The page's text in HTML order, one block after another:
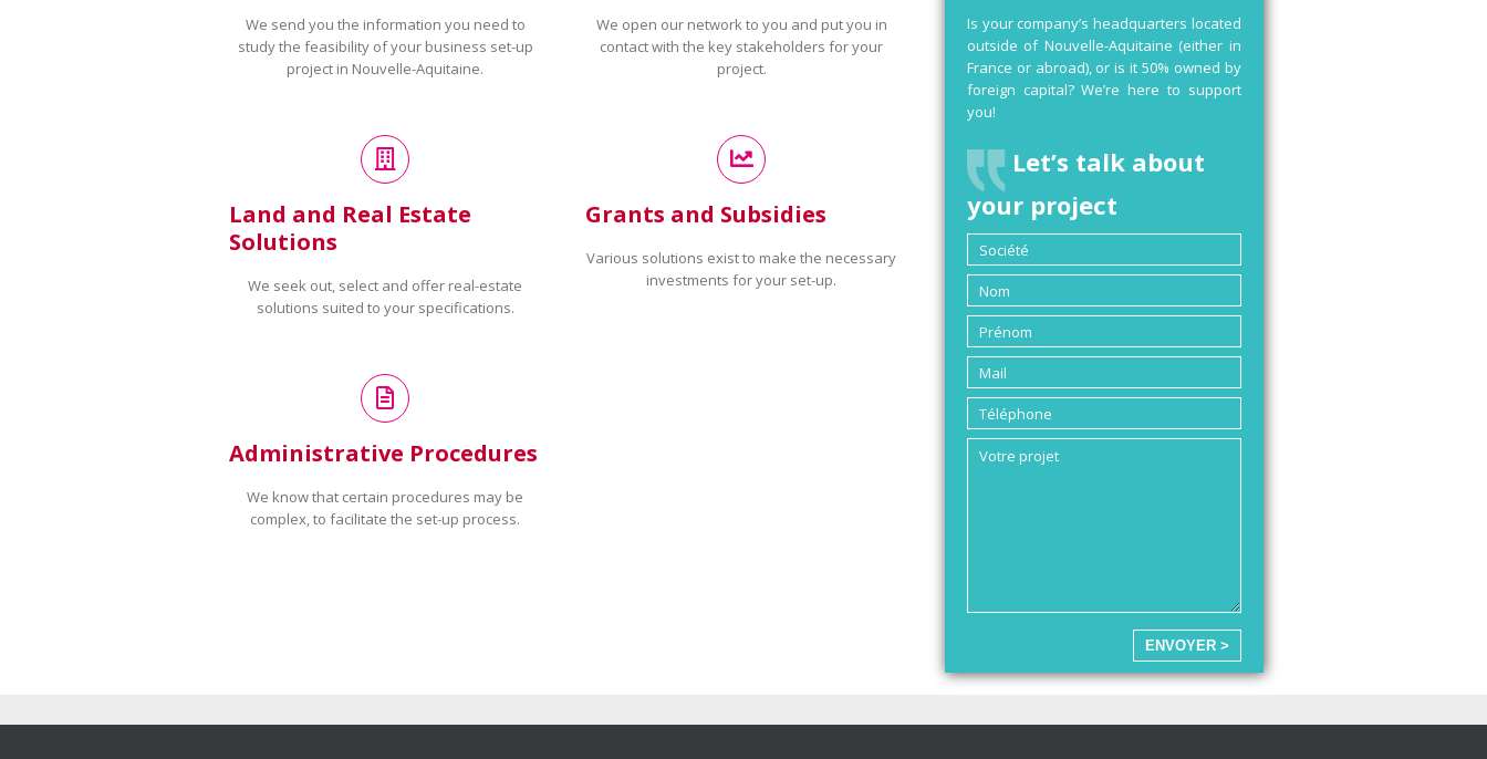
We send you the information you need to
study the feasibility of your business set-up
project in Nouvelle-Aquitaine.
We open our network to you and put you in
contact with the key stakeholders for your
project.
Land and Real Estate
Solutions
We seek out, select and offer real-estate
solutions suited to your specifications.
Grants and Subsidies
Various solutions exist to make the necessary
investments for your set-up.
Administrative Procedures
We know that certain procedures may be
complex, to facilitate the set-up process.
Is your company’s headquarters located
outside of Nouvelle-Aquitaine (either in
France or abroad), or is it 50% owned by
foreign capital? We’re here to support
you!
Let’s talk about
your project
ENVOYER >